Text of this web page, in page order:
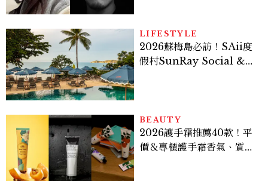
LIFESTYLE
2026蘇梅島必訪！SAii度
假村SunRay Social &
BEAUTY
2026護手霜推薦40款！平
價＆專櫃護手霜香氣、質